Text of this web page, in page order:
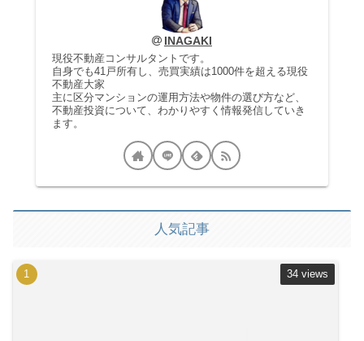
INAGAKI
現役不動産コンサルタントです。
自身でも41戸所有し、売買実績は1000件を超える現役
不動産大家
主に区分マンションの運用方法や物件の選び方など、
不動産投資について、わかりやすく情報発信していき
ます。
人気記事
34 views